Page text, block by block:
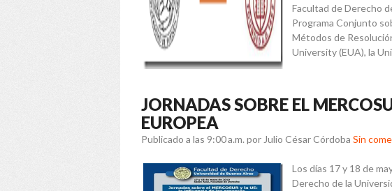
Facultad de Derecho
Programa Conjunto
Métodos de
University (EUA), la
JORNADAS SOBRE EL
EUROPEA
Publicado a las 9:00 a.m. por Julio César Córdoba Sin
Los días 17 y 18 de
Derecho de la